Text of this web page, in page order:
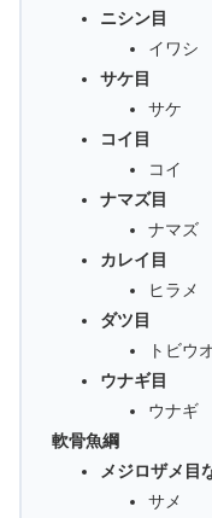
ニシン目
イワシ
サケ目
サケ
コイ目
コイ
ナマズ目
ナマズ
カレイ目
ヒラメ
ダツ目
トビウ
ウナギ目
ウナギ
軟骨魚綱
メジロザメ目
サメ